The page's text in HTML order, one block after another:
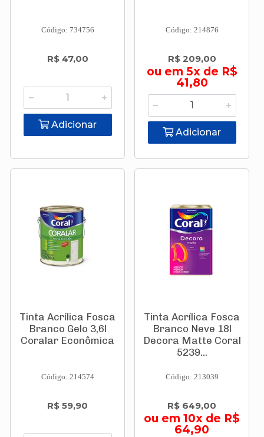
Código: 734756
R$ 47,00
Adicionar
Código: 214876
R$ 209,00
ou em 5x de R$
41,80
Adicionar
Tinta Acrílica Fosca
Branco Gelo 3,6l
Coralar Econômica
Código: 214574
R$ 59,90
Tinta Acrílica Fosca
Branco Neve 18l
Decora Matte Coral
5239...
Código: 213039
R$ 649,00
ou em 10x de R$
64,90